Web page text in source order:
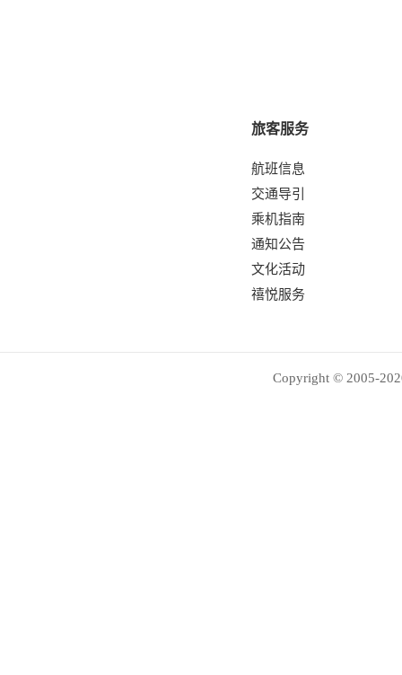
旅客服务
航班信息
交通导引
乘机指南
通知公告
文化活动
禧悦服务
Copyright © 2005-